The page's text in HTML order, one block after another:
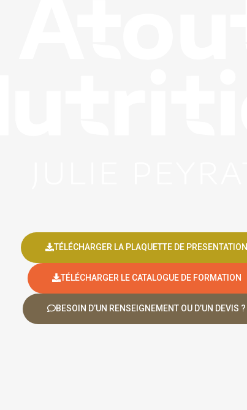
TÉLÉCHARGER LA PLAQUETTE DE PRESENTATION
TÉLÉCHARGER LE CATALOGUE DE FORMATION
BESOIN D’UN RENSEIGNEMENT OU D’UN DEVIS ?